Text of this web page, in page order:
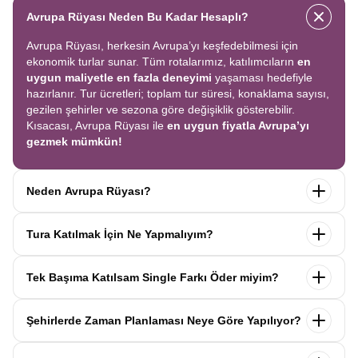
Avrupa Rüyası Neden Bu Kadar Hesaplı?
Avrupa Rüyası, herkesin Avrupa’yı keşfedebilmesi için
ekonomik turlar sunar. Tüm rotalarımız, katılımcıların en
uygun maliyetle en fazla deneyimi yaşaması hedefiyle
hazırlanır. Tur ücretleri; toplam tur süresi, konaklama sayısı,
gezilen şehirler ve sezona göre değişiklik gösterebilir.
Kısacası, Avrupa Rüyası ile en uygun fiyatla Avrupa’yı
gezmek mümkün!
Neden Avrupa Rüyası?
tek seferde birçok
ülkeyikeşfedin! Ekstra tur ücreti yok, tüm geziler fiyata
ile Avrupa’yı en keyifli şekilde yaşayın.
Tura Katılmak İçin Ne Yapmalıyım?
seyahat sözleşmesinionaylayın.İlk taksitiödediğinizde
Tek Başıma Katılsam Single Farkı Öder miyim?
katıldığınızda1000 Euro’ya varan single farkı
Şehirlerde Zaman Planlaması Neye Göre Yapılıyor?
uzman